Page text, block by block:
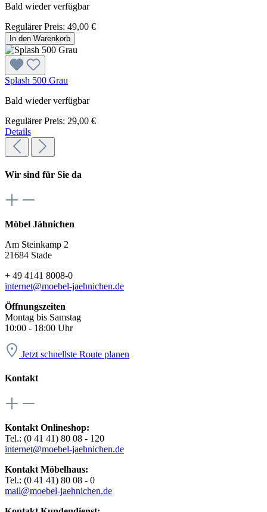
Bald wieder verfügbar
Regulärer Preis: 49,00 €
In den Warenkorb
Splash 500 Grau
Bald wieder verfügbar
Regulärer Preis: 29,00 €
Details
Wir sind für Sie da
Möbel Jähnichen
Am Steinkamp 2
21684 Stade
+ 49 4141 8008-0
internet@moebel-jaehnichen.de
Öffnungszeiten
Montag bis Samstag
10:00 - 18:00 Uhr
Jetzt schnellste Route planen
Kontakt
Kontakt Onlineshop:
Tel.: (0 41 41) 80 08 - 120
internet@moebel-jaehnichen.de
Kontakt Möbelhaus:
Tel.: (0 41 41) 80 08 - 0
mail@moebel-jaehnichen.de